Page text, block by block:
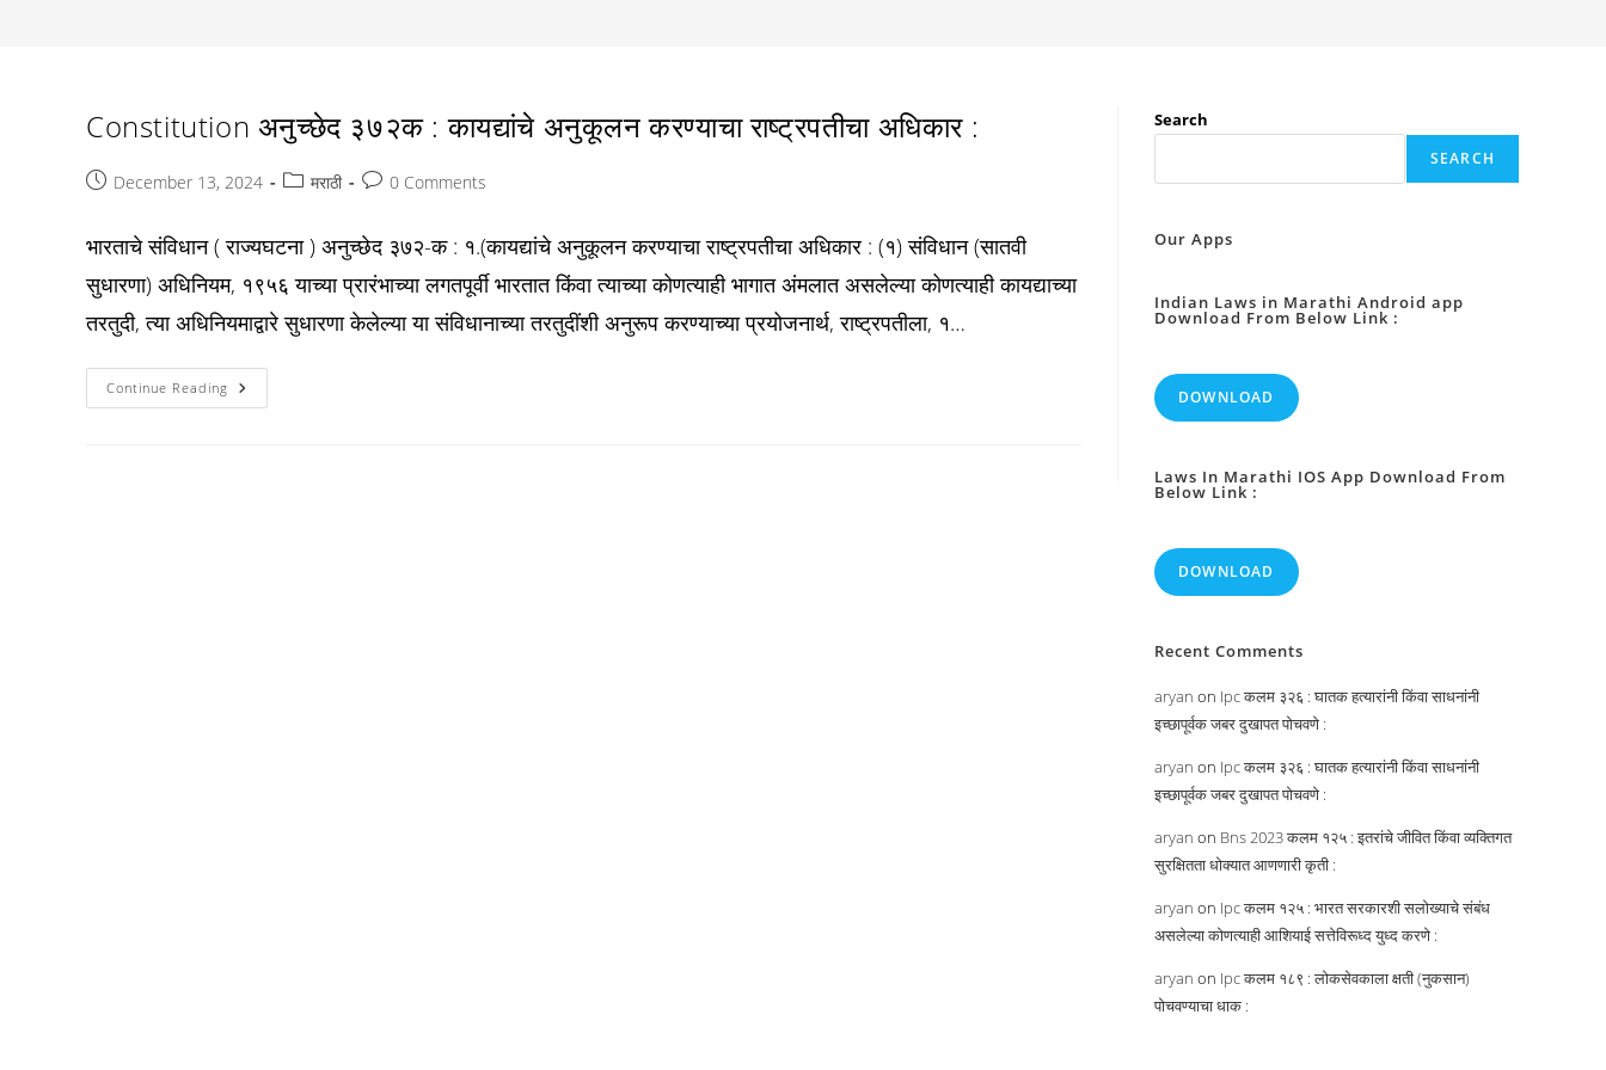
Constitution अनुच्छेद ३७२क : कायद्यांचे अनुकूलन करण्याचा राष्ट्रपतीचा अधिकार :
PostDecember 13, 2024
Postमराठी
Post0 Comments
भारताचे संविधान ( राज्यघटना ) अनुच्छेद ३७२-क : १.(कायद्यांचे अनुकूलन करण्याचा राष्ट्रपतीचा अधिकार : (१) संविधान (सातवी
सुधारणा) अधिनियम, १९५६ याच्या प्रारंभाच्या लगतपूर्वी भारतात किंवा त्याच्या कोणत्याही भागात अंमलात असलेल्या कोणत्याही कायद्याच्या
तरतुदी, त्या अधिनियमाद्वारे सुधारणा केलेल्या या संविधानाच्या तरतुदींशी अनुरूप करण्याच्या प्रयोजनार्थ, राष्ट्रपतीला, १…
Continue Reading Constitution
अनुच्छेद
Search
SEARCH
Our Apps
Indian Laws in Marathi Android app
Download From Below Link :
DOWNLOAD
Laws In Marathi IOS App Download From
Below Link :
DOWNLOAD
Recent Comments
aryan on Ipc कलम ३२६ : घातक हत्यारांनी किंवा साधनांनी
इच्छापूर्वक जबर दुखापत पोचवणे :
aryan on Ipc कलम ३२६ : घातक हत्यारांनी किंवा साधनांनी
इच्छापूर्वक जबर दुखापत पोचवणे :
aryan on Bns 2023 कलम १२५ : इतरांचे जीवित किंवा व्यक्तिगत
सुरक्षितता धोक्यात आणणारी कृती :
aryan on Ipc कलम १२५ : भारत सरकारशी सलोख्याचे संबंध
असलेल्या कोणत्याही आशियाई सत्तेविरूध्द युध्द करणे :
aryan on Ipc कलम १८९ : लोकसेवकाला क्षती (नुकसान)
पोचवण्याचा धाक :